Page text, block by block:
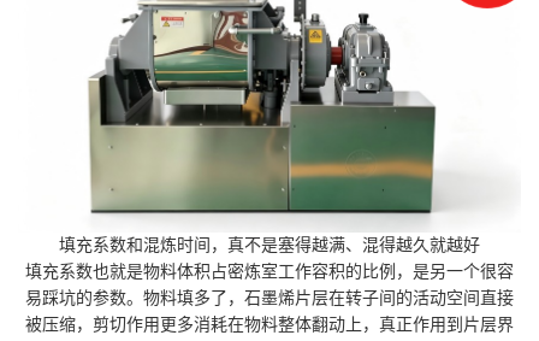
填充系数和混炼时间，真不是塞得越满、混得越久就越好
填充系数也就是物料体积占密炼室工作容积的比例，是另一个很容
易踩坑的参数。物料填多了，石墨烯片层在转子间的活动空间直接
被压缩，剪切作用更多消耗在物料整体翻动上，真正作用到片层界